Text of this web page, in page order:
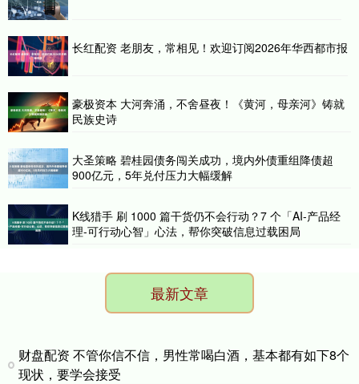
长红配资 老朋友，常相见！欢迎订阅2026年华西都市报
豪极资本 大河奔涌，不舍昼夜！《黄河，母亲河》铸就
民族史诗
大圣策略 碧桂园债务闯关成功，境内外债重组降债超
900亿元，5年兑付压力大幅缓解
K线猎手 刷 1000 篇干货仍不会行动？7 个「AI-产品经
理-可行动心智」心法，帮你突破信息过载困局
最新文章
财盘配资 不管你信不信，男性常喝白酒，基本都有如下8个
现状，要学会接受